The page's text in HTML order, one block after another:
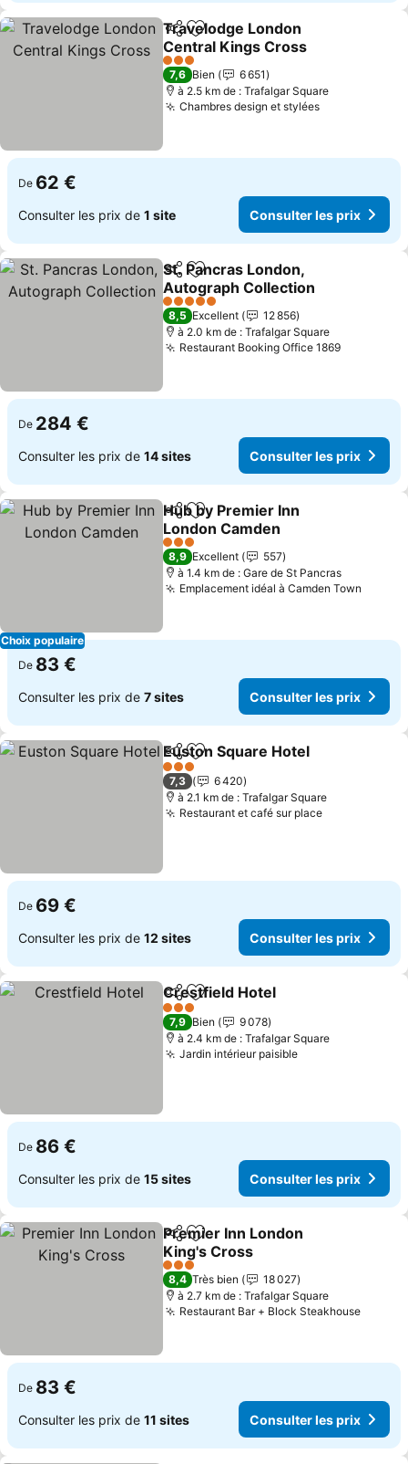
PartagerAjouter à mes favoris
Travelodge London
Central Kings Cross
Consulter les prix
3 Étoiles
7,6 Bien
6 651
à 2.5 km de : Trafalgar Square
Chambres design et styléesConsulter
De 62 €
Consulter les prix de 1 site Consulter les prix
PartagerAjouter à mes favoris
St. Pancras London,
Autograph Collection
Consulter les prix
5 Étoiles
8,5 Excellent
12 856
à 2.0 km de : Trafalgar Square
Restaurant Booking Office 1869
De 284 €
Consulter les prix de 14 sites Consulter les prix
Choix populaire
PartagerAjouter à mes favoris
Hub by Premier Inn
London Camden
Consulter les prix
3 Étoiles
8,9 Excellent
557
à 1.4 km de : Gare de St Pancras
Emplacement idéal à Camden Town
De 83 €
Consulter les prix de 7 sites Consulter les prix
PartagerAjouter à mes favoris
Euston Square Hotel
3 Étoiles
7,3
6 420
à 2.1 km de : Trafalgar Square
Restaurant et café sur placeConsulter
De 69 €
Consulter les prix de 12 sites Consulter les prix
PartagerAjouter à mes favoris
Crestfield Hotel
3 Étoiles
7,9 Bien
9 078
à 2.4 km de : Trafalgar Square
Jardin intérieur paisibleConsulter les
De 86 €
Consulter les prix de 15 sites Consulter les prix
PartagerAjouter à mes favoris
Premier Inn London
King's Cross
Consulter les prix
3 Étoiles
8,4 Très bien
18 027
à 2.7 km de : Trafalgar Square
Restaurant Bar + Block Steakhouse
De 83 €
Consulter les prix de 11 sites Consulter les prix